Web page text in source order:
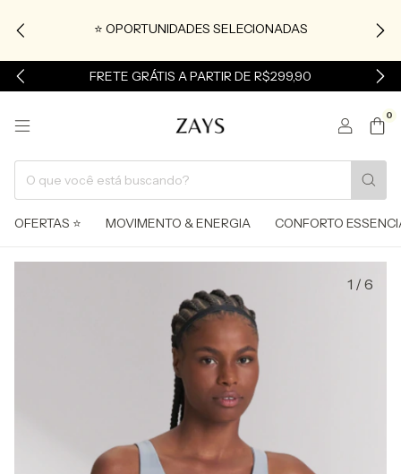
⭐ OPORTUNIDADES SELECIONADAS
FRETE GRÁTIS A PARTIR DE R$299,90
0
OFERTAS ⭐ MOVIMENTO & ENERGIA CONFORTO
1 / 6